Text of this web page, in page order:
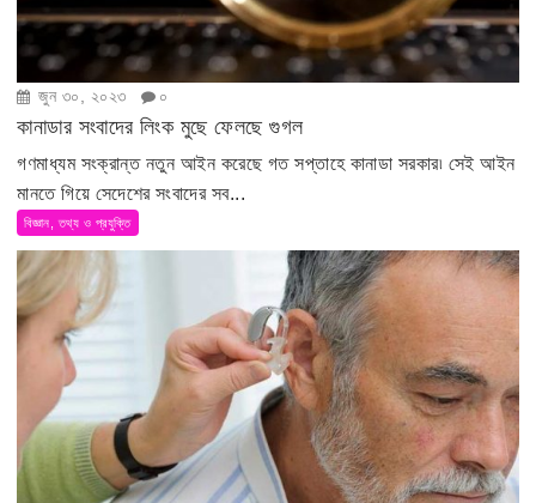
জুন ৩০, ২০২৩ ০
কানাডার সংবাদের লিংক মুছে ফেলছে গুগল
গণমাধ্যম সংক্রান্ত নতুন আইন করেছে গত সপ্তাহে কানাডা সরকার৷ সেই আইন
মানতে গিয়ে সেদেশের সংবাদের সব...
বিজ্ঞান, তথ্য ও প্রযুক্তি